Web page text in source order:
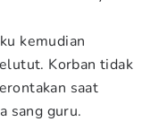
kemudian
Korban tidak
saat
sang guru.